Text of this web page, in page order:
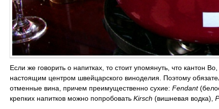
Если же говорить о напитках, то стоит упомянуть, что кантон
настоящим центром швейцарского виноделия. Поэтому
отменные вина, причем преимущественно сухие: Fendant
крепких напитков можно попробовать Kirsch (вишневая водка),